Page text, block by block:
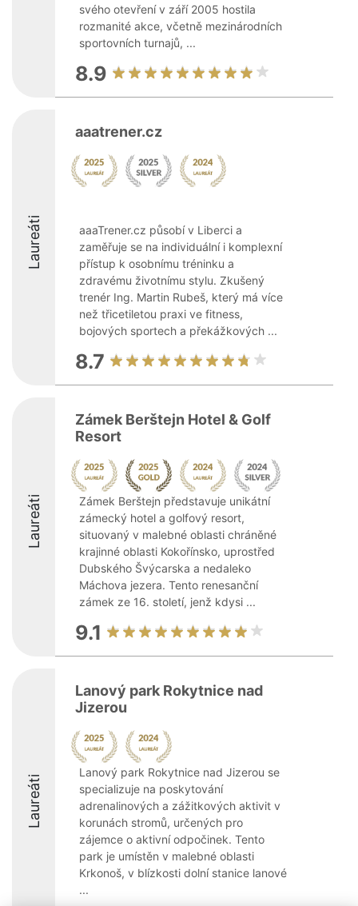
svého otevření v září 2005 hostila
rozmanité akce, včetně mezinárodních
sportovních turnajů, ...
8.9
Laureáti
aaatrener.cz
aaaTrener.cz působí v Liberci a
zaměřuje se na individuální i komplexní
přístup k osobnímu tréninku a
zdravému životnímu stylu. Zkušený
trenér Ing. Martin Rubeš, který má více
než třicetiletou praxi ve fitness,
bojových sportech a překážkových ...
8.7
Laureáti
Zámek Berštejn Hotel & Golf
Resort
Zámek Berštejn představuje unikátní
zámecký hotel a golfový resort,
situovaný v malebné oblasti chráněné
krajinné oblasti Kokořínsko, uprostřed
Dubského Švýcarska a nedaleko
Máchova jezera. Tento renesanční
zámek ze 16. století, jenž kdysi ...
9.1
Laureáti
Lanový park Rokytnice nad
Jizerou
Lanový park Rokytnice nad Jizerou se
specializuje na poskytování
adrenalinových a zážitkových aktivit v
korunách stromů, určených pro
zájemce o aktivní odpočinek. Tento
park je umístěn v malebné oblasti
Krkonoš, v blízkosti dolní stanice lanové
...